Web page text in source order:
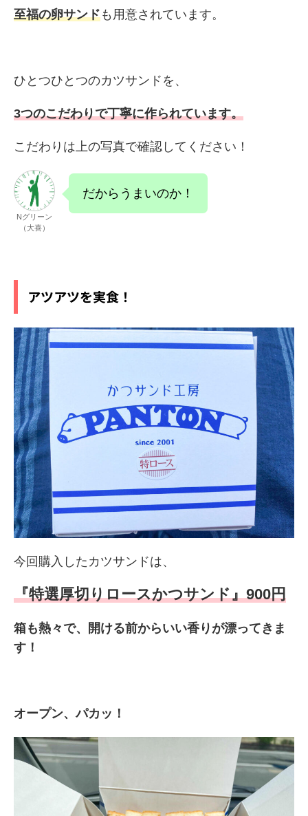
至福の卵サンドも用意されています。
ひとつひとつのカツサンドを、
3つのこだわりで丁寧に作られています。
こだわりは上の写真で確認してください！
Nグリーン
（大喜）
だからうまいのか！
アツアツを実食！
今回購入したカツサンドは、
『特選厚切りロースかつサンド』900円
箱も熱々で、開ける前からいい香りが漂ってきま
す！
オープン、パカッ！